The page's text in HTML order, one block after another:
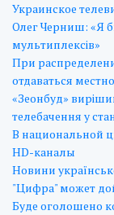
Украинское
Олег Черниш: «Я
мультиплексів»
При
отдаваться
«Зеонбуд»
телебачення у
В национальной
HD-каналы
Новини
"Цифра" может
Буде оголошено